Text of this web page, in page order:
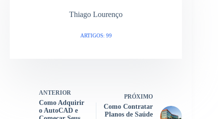
Thiago Lourenço
ARTIGOS: 99
ANTERIOR
Como Adquirir
o AutoCAD e
PRÓXIMO
Como Contratar
Planos de Saúde